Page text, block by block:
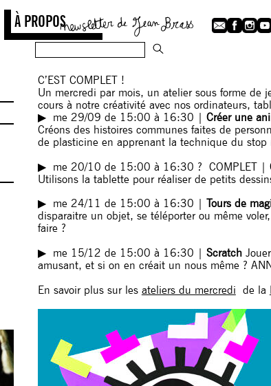
À PROPOS
C’EST COMPLET !
Un mercredi par mois, un atelier sous forme de
cours à notre créativité avec nos ordinateurs,
▶︎ me 29/09 de 15:00 à 16:30 | Créer une
Créons des histoires communes faites de
de plasticine en apprenant la technique du stop
▶︎ me 20/10 de 15:00 à 16:30 ? COMPLET |
Utilisons la tablette pour réaliser de petits
▶︎ me 24/11 de 15:00 à 16:30 | Tours de
disparaitre un objet, se téléporter ou même
faire ?
▶︎ me 15/12 de 15:00 à 16:30 | Scratch
amusant, et si on en créait un nous même ?
En savoir plus sur les ateliers du mercredi de la